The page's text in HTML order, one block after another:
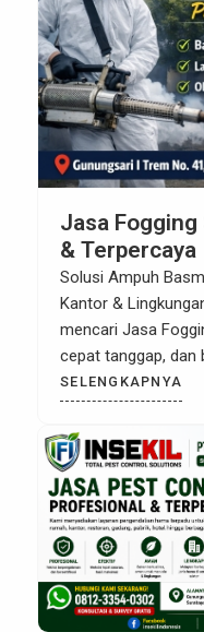
Jasa
& Terpercaya
Solusi Ampuh
Kantor &
mencari Jasa
cepat tanggap, dan
hanya mengganggu
berbahaya karena
seperti DBD
chikungunya, dan
fogging atau
untuk […]
SELENGKAPNYA